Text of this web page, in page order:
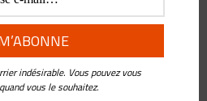
Artificielle
LuFax
Management
indésirable. Vous pouvez vous
vous le souhaitez.